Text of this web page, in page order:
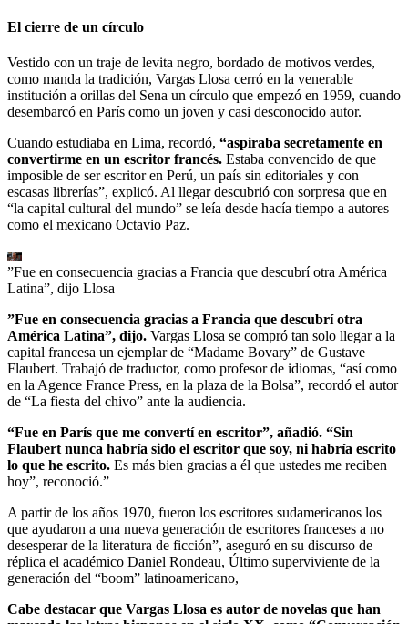
El cierre de un círculo
Vestido con un traje de levita negro, bordado de motivos verdes,
como manda la tradición, Vargas Llosa cerró en la venerable
institución a orillas del Sena un círculo que empezó en 1959, cuando
desembarcó en París como un joven y casi desconocido autor.
Cuando estudiaba en Lima, recordó, “aspiraba secretamente en
convertirme en un escritor francés. Estaba convencido de que
imposible de ser escritor en Perú, un país sin editoriales y con
escasas librerías”, explicó. Al llegar descubrió con sorpresa que en
“la capital cultural del mundo” se leía desde hacía tiempo a autores
como el mexicano Octavio Paz.
”Fue en consecuencia gracias a Francia que descubrí otra América
Latina”, dijo Llosa
”Fue en consecuencia gracias a Francia que descubrí otra
América Latina”, dijo. Vargas Llosa se compró tan solo llegar a la
capital francesa un ejemplar de “Madame Bovary” de Gustave
Flaubert. Trabajó de traductor, como profesor de idiomas, “así como
en la Agence France Press, en la plaza de la Bolsa”, recordó el autor
de “La fiesta del chivo” ante la audiencia.
“Fue en París que me convertí en escritor”, añadió. “Sin
Flaubert nunca habría sido el escritor que soy, ni habría escrito
lo que he escrito. Es más bien gracias a él que ustedes me reciben
hoy”, reconoció.”
A partir de los años 1970, fueron los escritores sudamericanos los
que ayudaron a una nueva generación de escritores franceses a no
desesperar de la literatura de ficción”, aseguró en su discurso de
réplica el académico Daniel Rondeau, Último superviviente de la
generación del “boom” latinoamericano,
Cabe destacar que Vargas Llosa es autor de novelas que han